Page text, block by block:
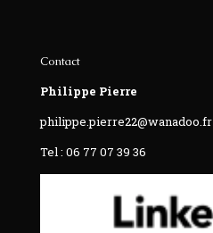
Contact
Philippe Pierre
philippe.pierre22@wanadoo.fr
Tel : 06 77 07 39 36‬